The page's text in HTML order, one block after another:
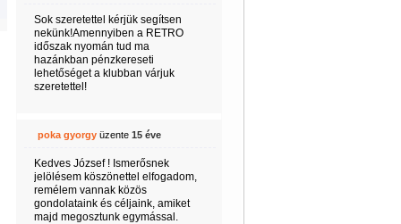
Sok szeretettel kérjük segítsen
nekünk!Amennyiben a RETRO
időszak nyomán tud ma
hazánkban pénzkereseti
lehetőséget a klubban várjuk
szeretettel!
poka gyorgyüzente 15 éve
Kedves József ! Ismerősnek
jelölésem köszönettel elfogadom,
remélem vannak közös
gondolataink és céljaink, amiket
majd megosztunk egymással.